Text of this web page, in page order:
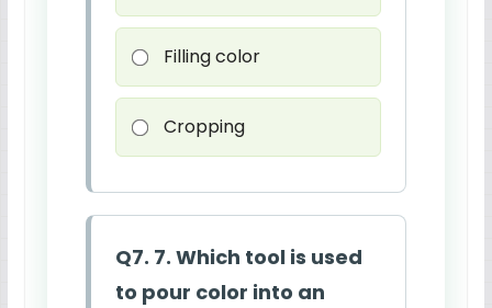
Filling color
Cropping
Q7. 7. Which tool is used
to pour color into an